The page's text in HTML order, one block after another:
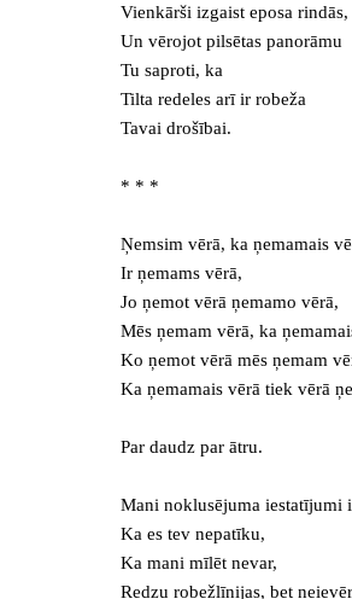
Vienkārši izgaist eposa rindās,
Un vērojot pilsētas panorāmu
Tu saproti, ka
Tilta redeles arī ir robeža
Tavai drošībai.
* * *
Ņemsim vērā, ka ņemamais
Ir ņemams vērā,
Jo ņemot vērā ņemamo vērā,
Mēs ņemam vērā, ka
Ko ņemot vērā mēs ņemam
Ka ņemamais vērā tiek vērā
Par daudz par ātru.
Mani noklusējuma iestatījumi
Ka es tev nepatīku,
Ka mani mīlēt nevar,
Redzu robežlīnijas, bet